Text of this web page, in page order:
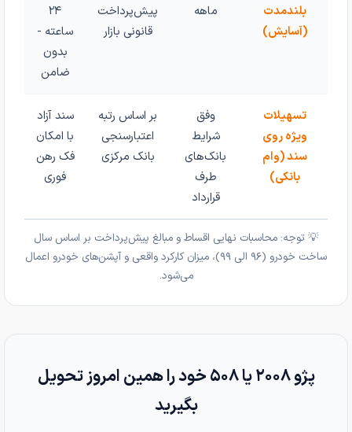
بلندمدت
(آسایش)
ماهه
پیش‌پرداخت
قانونی بازار
۲۴
ساعته -
بدون
ضامن
تسهیلات
ویژه روی
سند (وام
بانکی)
وفق
شرایط
بانک‌های
طرف
قرارداد
بر اساس رتبه
اعتبارسنجی
بانک مرکزی
سند آزاد
با امکان
فک رهن
فوری
💡 توجه: محاسبات نهایی اقساط و مبالغ پیش‌پرداخت بر اساس سال
ساخت خودرو (۹۶ الی ۹۹)، میزان کارکرد واقعی و آپشن‌های خودرو اعمال
می‌شود.
پژو ۲۰۰۸ یا ۵۰۸ خود را همین امروز تحویل
بگیرید